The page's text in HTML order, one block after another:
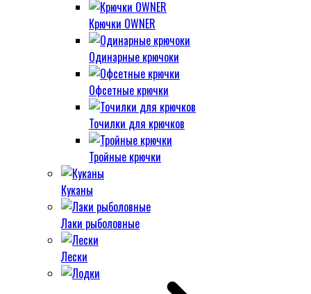
Крючки OWNER
Одинарные крючоки
Офсетные крючки
Точилки для крючков
Тройные крючки
Куканы
Лаки рыболовные
Лески